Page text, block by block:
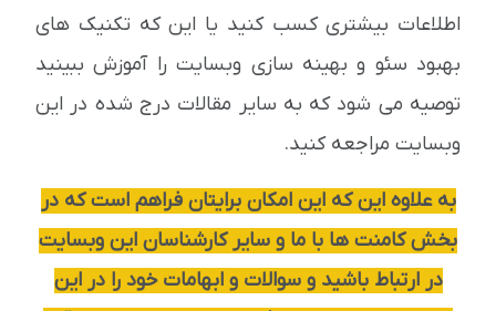
اطلاعات بیشتری کسب کنید یا این که تکنیک های
بهبود سئو و بهینه سازی وبسایت را آموزش ببینید
توصیه می شود که به سایر مقالات درج شده در این
وبسایت مراجعه کنید.
به علاوه این که این امکان برایتان فراهم است که در
بخش کامنت ها با ما و سایر کارشناسان این وبسایت
در ارتباط باشید و سوالات و ابهامات خود را در این